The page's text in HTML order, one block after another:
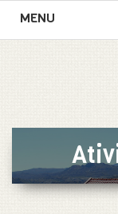
Toggle
navigation
MENU